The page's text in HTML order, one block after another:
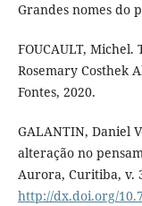
Grandes nomes do
FOUCAULT,
Rosemary Costhek
Fontes, 2020.
GALANTIN, Daniel
alteração no
Aurora, Curitiba, v.
http://dx.doi.org/